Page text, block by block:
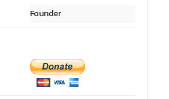
Founder